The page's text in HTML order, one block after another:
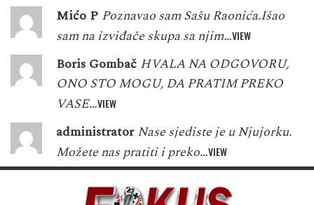
Mićo P Poznavao sam Sašu Raonića.Išao
sam na izviđače skupa sa njim…VIEW
Boris Gombač HVALA NA ODGOVORU,
ONO STO MOGU, DA PRATIM PREKO
VASE…VIEW
administrator Nase sjediste je u Njujorku.
Možete nas pratiti i preko…VIEW